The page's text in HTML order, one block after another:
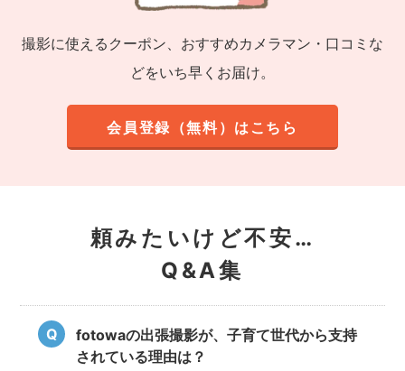
撮影に使えるクーポン、おすすめカメラマン・口コミな
どをいち早くお届け。
会員登録（無料）はこちら
頼みたいけど不安…
Q&A集
fotowaの出張撮影が、子育て世代から支持
されている理由は？